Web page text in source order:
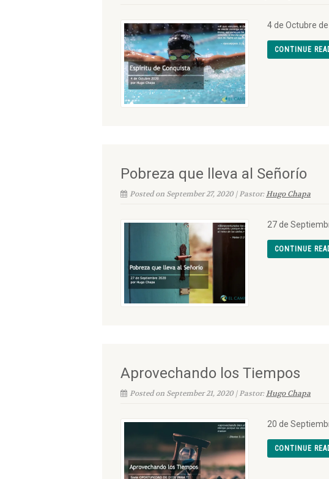
4 de Octubre
CONTINUE
Pobreza que lleva al Señorío
Posted on September 27, 2020 | Pastor:Hugo Chapa
27 de
CONTINUE
Aprovechando los Tiempos
Posted on September 21, 2020 | Pastor:Hugo Chapa
20 de
CONTINUE